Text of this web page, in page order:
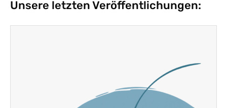
Unsere letzten Veröffentlichungen: